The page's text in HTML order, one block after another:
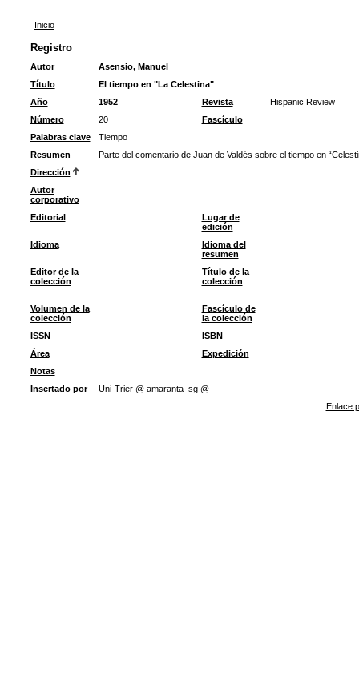
Inicio
Registro
Autor
Asensio, Manuel
Título
El tiempo en "La Celestina"
Año
1952 Revista
Hispanic Review
Número
20
Fascículo
Palabras clave
Tiempo
Resumen
Parte del comentario de Juan de Valdés sobre el tiempo en
Dirección
Autor
corporativo
Editorial
Lugar de
edición
Idioma
Idioma del
resumen
Editor de la
colección
Título de la
colección
Volumen de la
colección
Fascículo de
la colección
ISSN
ISBN
Área
Expedición
Notas
Insertado por
Uni-Trier @ amaranta_sg @
Enlace